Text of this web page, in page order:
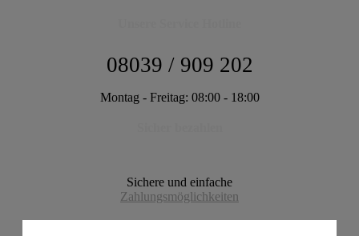
08039 / 909 202
Montag - Freitag: 08:00 - 18:00
Sichere und einfache
Zahlungsmöglichkeiten